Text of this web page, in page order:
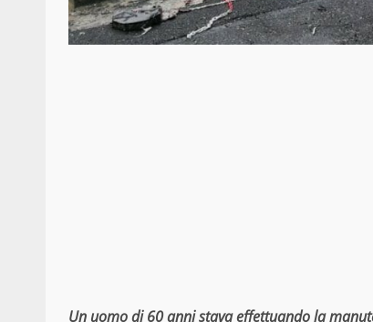
Un uomo di 60 anni stava effettuando la